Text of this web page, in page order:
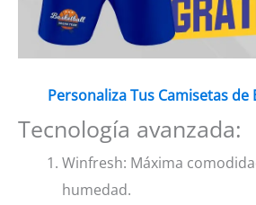
Personaliza Tus Camisetas de
Tecnología avanzada:
Winfresh: Máxima
humedad.